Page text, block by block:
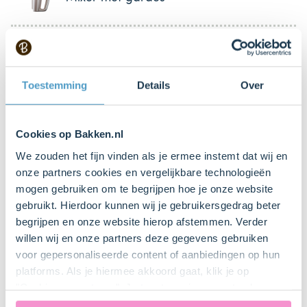
Toestemming Details Over
Cookies op Bakken.nl
We zouden het fijn vinden als je ermee instemt dat wij en
onze partners cookies en vergelijkbare technologieën
mogen gebruiken om te begrijpen hoe je onze website
gebruikt. Hierdoor kunnen wij je gebruikersgedrag beter
begrijpen en onze website hierop afstemmen. Verder
willen wij en onze partners deze gegevens gebruiken
voor gepersonaliseerde content of aanbiedingen op hun
platforms. Als je hiermee akkoord gaat, klik je op
uitdrukkelijk een eventuele gegevensoverdracht naar de
Bestel dit product online
Ronde uitsteker ø 7 cm (of glas)
Rasp
Silikomart Siliconen decoratiemat -
Vlinder
Zeefje